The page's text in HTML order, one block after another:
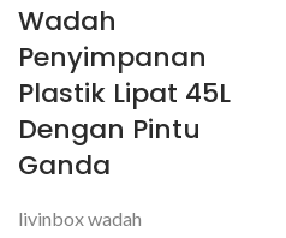
Wadah
Penyimpanan
Plastik Lipat 45L
Dengan Pintu
Ganda
livinbox wadah